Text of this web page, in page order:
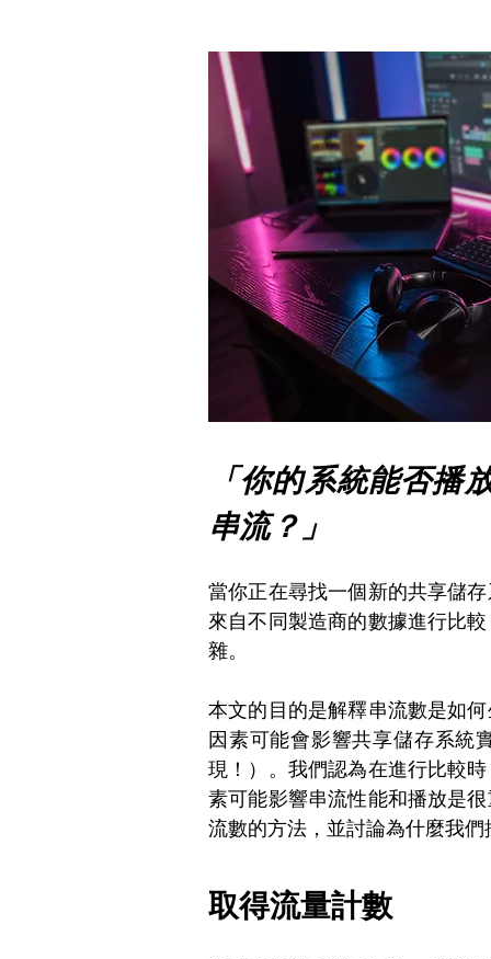
「你的系統能否播
串流？」
當你正在尋找一個新的共享儲
來自不同製造商的數據進行比
雜。
本文的目的是解釋串流數是如
因素可能會影響共享儲存系統
現！）。我們認為在進行比較
素可能影響串流性能和播放是
流數的方法，並討論為什麼我
取得流量計數